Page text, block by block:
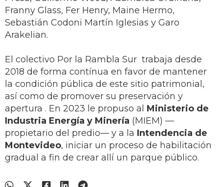
Franny Glass, Fer Henry, Maine Hermo,
Sebastián Codoni Martín Iglesias y Garo
Arakelian.
El colectivo Por la Rambla Sur trabaja desde
2018 de forma contínua en favor de mantener
la condición pública de este sitio patrimonial,
así como de promover su preservación y
apertura . En 2023 le propuso al Ministerio de
Industria Energía y Minería (MIEM) —
propietario del predio— y a la Intendencia de
Montevideo, iniciar un proceso de habilitación
gradual a fin de crear allí un parque público.